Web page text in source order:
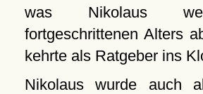
was Nikolaus
fortgeschrittenen Alters
kehrte als Ratgeber ins
Nikolaus wurde auch